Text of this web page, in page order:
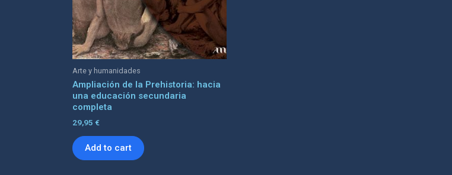
Arte y humanidades
Ampliación de la Prehistoria: hacia
una educación secundaria
completa
29,95 €
Add to cart